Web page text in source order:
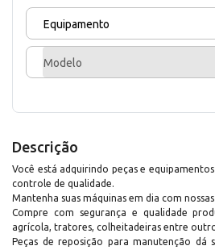
Equipamento
Modelo
Descrição
Você está adquirindo peças e
controle de qualidade.
Mantenha suas máquinas em dia com
Compre com segurança e qualidade
agrícola, tratores, colheitadeiras entre
Peças de reposição para manutenção dá